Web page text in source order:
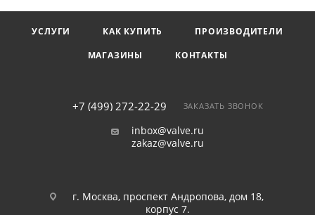
Широко применяются в процессах, где необходимо
работоспособности.
УСЛУГИ КАК КУПИТЬ
ПРОИЗВОДИТЕЛИ
МАГАЗИНЫ
КОНТАКТЫ
+7 (499) 272-22-29 ЗАКАЗАТЬ ЗВОНОК
inbox@valve.ru
zakaz@valve.ru
г. Москва, проспект Андропова, дом 18,
корпус 7.